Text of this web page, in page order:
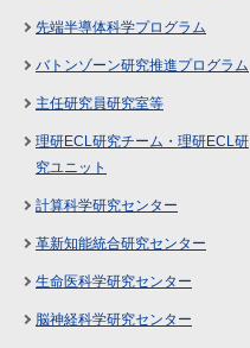
先端半導体科学プログラム
バトンゾーン研究推進プログラム
主任研究員研究室等
理研ECL研究チーム・理研ECL研
究ユニット
計算科学研究センター
革新知能統合研究センター
生命医科学研究センター
脳神経科学研究センター